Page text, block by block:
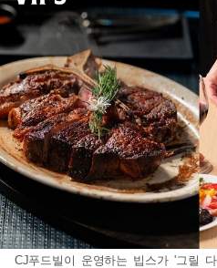
CJ푸드빌이 운영하는 빕스가 '그릴